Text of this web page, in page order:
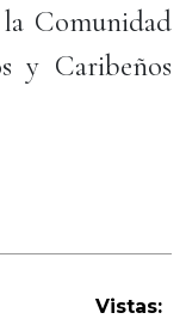
Comunidad
y Caribeños
Vistas: